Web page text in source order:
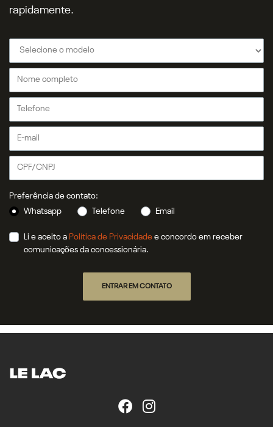
rapidamente.
Preferência de contato:
Whatsapp
Telefone Email
Li e aceito a Política de Privacidade e concordo em receber
comunicações da concessionária.
ENTRAR EM CONTATO